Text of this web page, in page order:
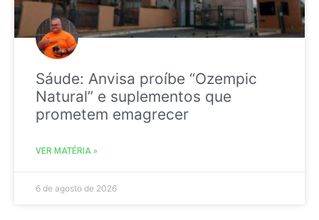
Sáude: Anvisa proíbe “Ozempic
Natural” e suplementos que
prometem emagrecer
VER MATÉRIA »
6 de agosto de 2026